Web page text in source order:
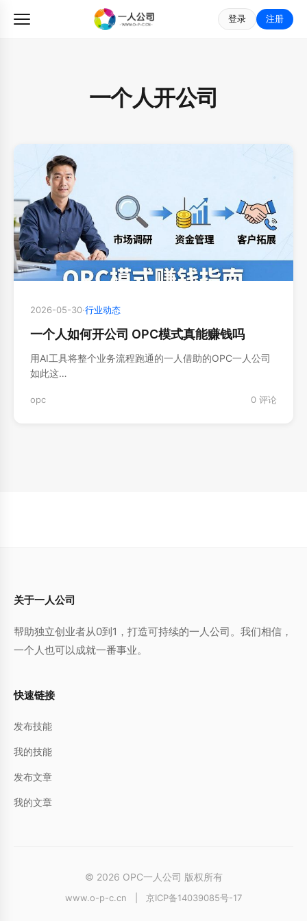
登录 注册
一个人开公司
2026-05-30·行业动态
一个人如何开公司 OPC模式真能赚钱吗
用AI工具将整个业务流程跑通的一人借助的OPC一人公司
如此这…
opc 0 评论
关于一人公司
帮助独立创业者从0到1，打造可持续的一人公司。我们相信，
一个人也可以成就一番事业。
快速链接
发布技能
我的技能
发布文章
我的文章
© 2026 OPC一人公司 版权所有
www.o-p-c.cn 京ICP备14039085号-17